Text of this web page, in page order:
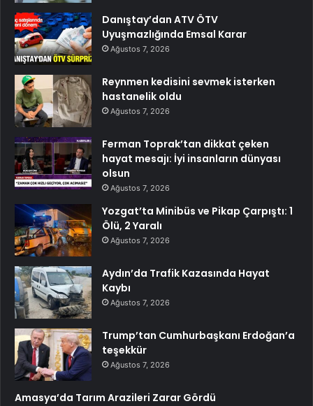
Danıştay’dan ATV ÖTV
Uyuşmazlığında Emsal Karar
Ağustos 7, 2026
Reynmen kedisini sevmek isterken
hastanelik oldu
Ağustos 7, 2026
Ferman Toprak’tan dikkat çeken
hayat mesajı: İyi insanların dünyası
olsun
Ağustos 7, 2026
Yozgat’ta Minibüs ve Pikap Çarpıştı: 1
Ölü, 2 Yaralı
Ağustos 7, 2026
Aydın’da Trafik Kazasında Hayat
Kaybı
Ağustos 7, 2026
Trump’tan Cumhurbaşkanı Erdoğan’a
teşekkür
Ağustos 7, 2026
Amasya’da Tarım Arazileri Zarar Gördü